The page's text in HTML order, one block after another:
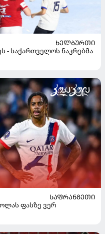
ᲮᲔᲚᲑᲣᲠᲗᲘ
- საქართველოს ნაკრებმა
ᲡᲐᲤᲠᲐᲜᲒᲔᲗᲘ
ფასზე ვერ